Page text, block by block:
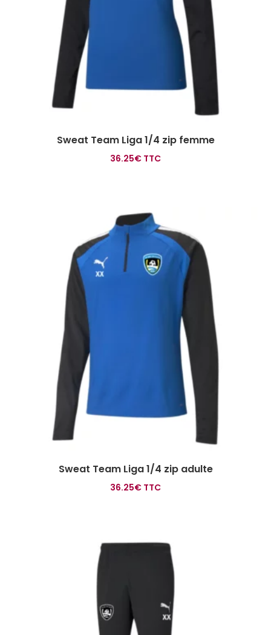
Sweat Team Liga 1/4 zip femme
36.25€ TTC
Sweat Team Liga 1/4 zip adulte
36.25€ TTC